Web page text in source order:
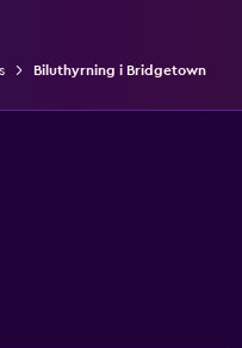
Biluthyrning i Bridgetown